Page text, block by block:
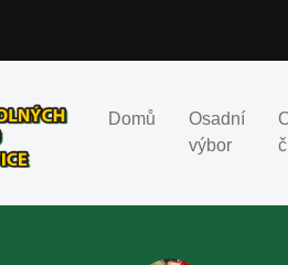
Domů
Osadní
výbor